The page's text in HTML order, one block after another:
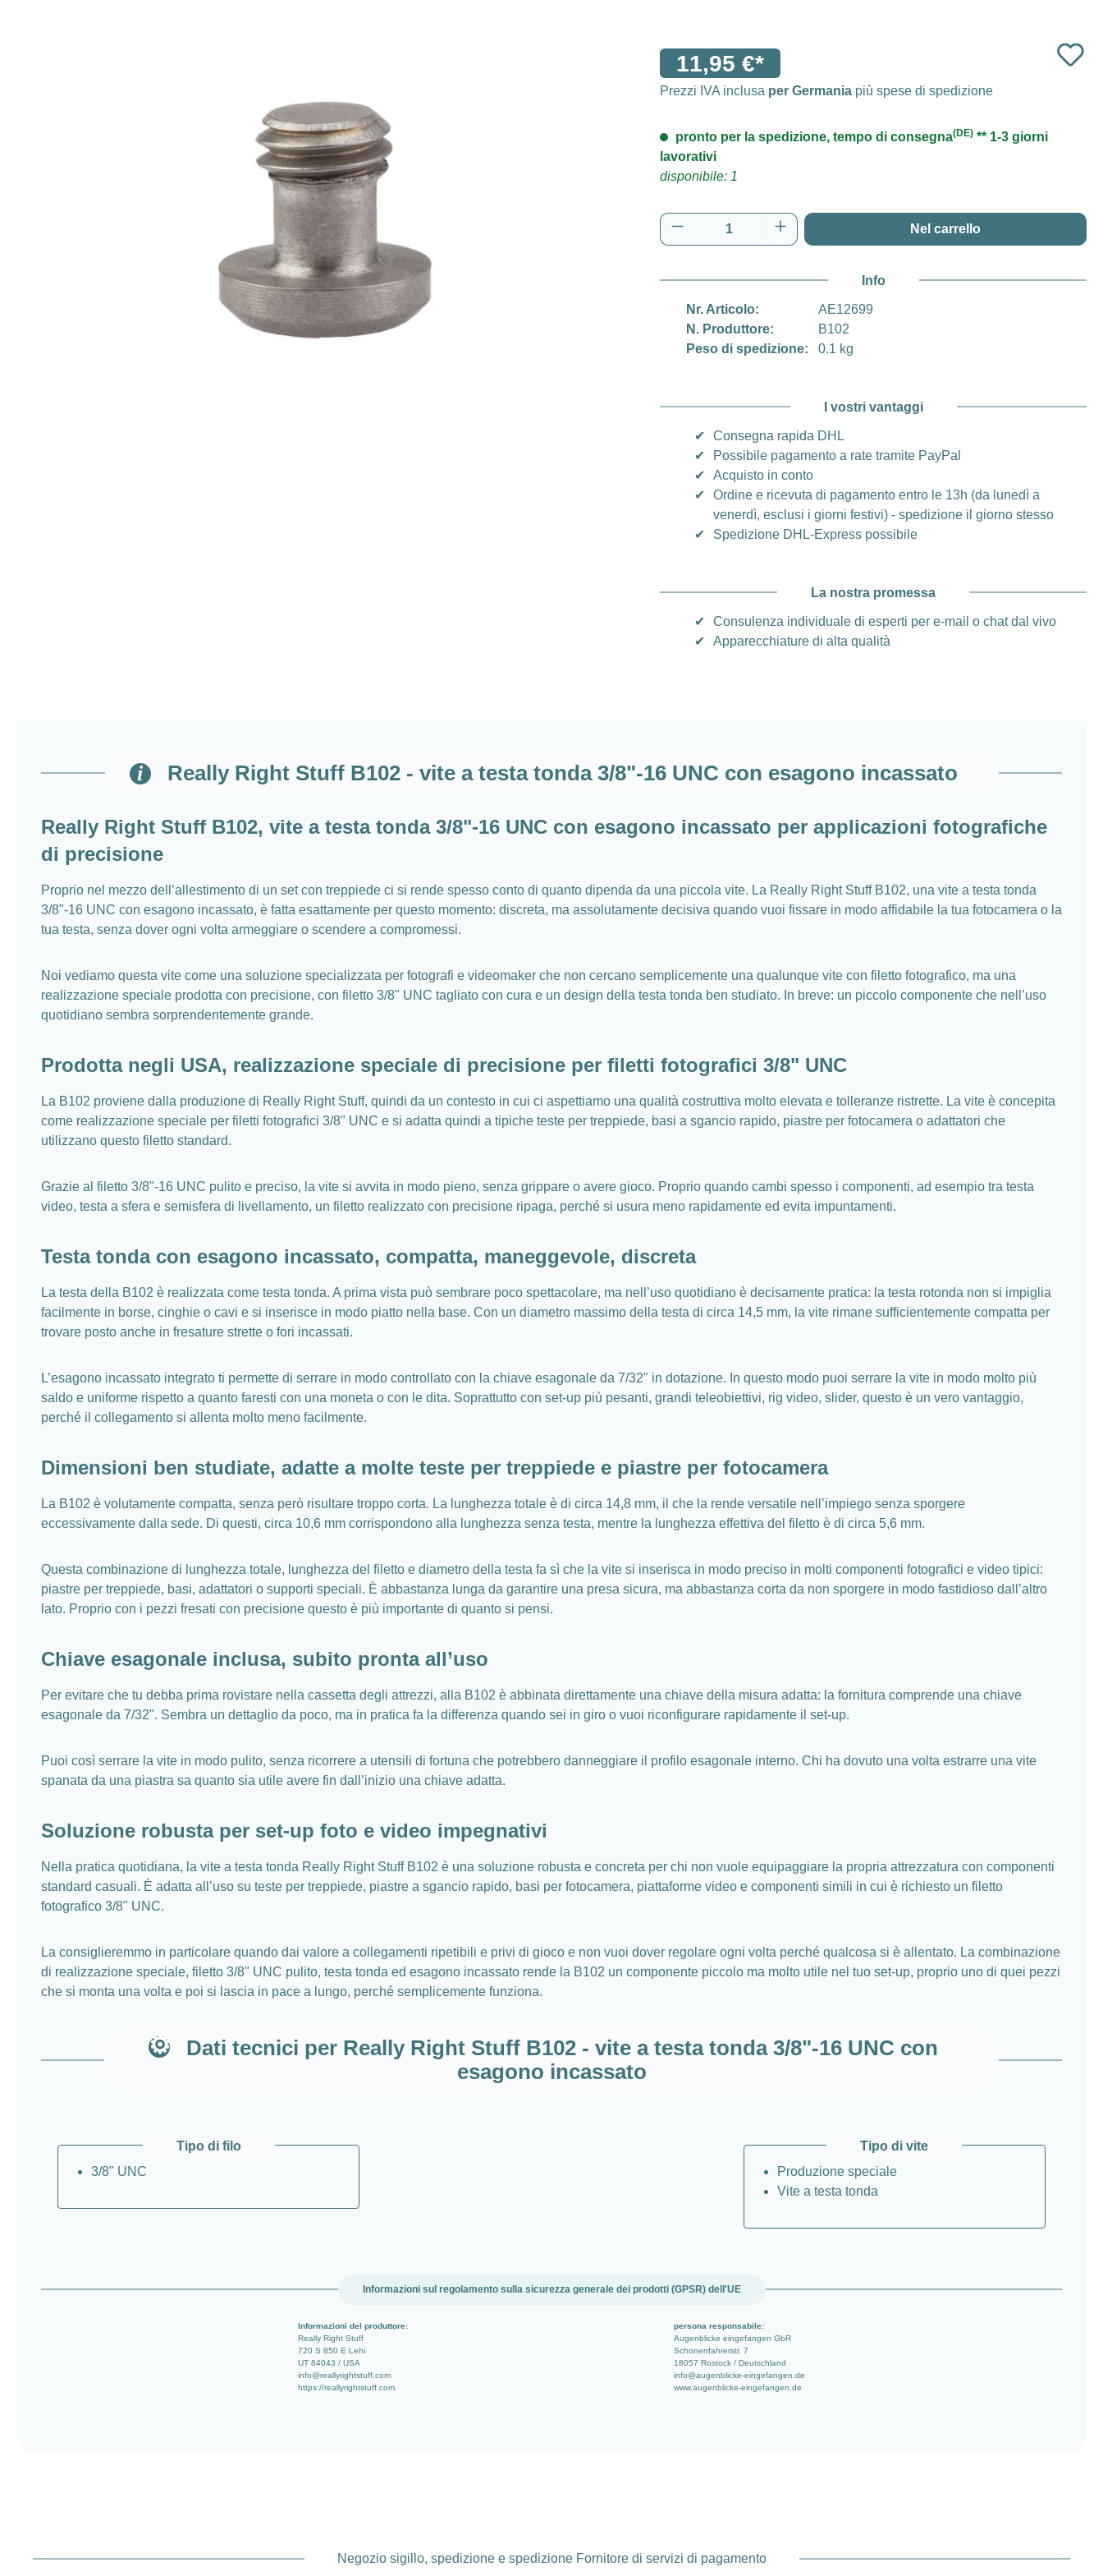
11,95 €*
Prezzi IVA inclusa per Germania più spese di spedizione
pronto per la spedizione, tempo di consegna(DE) ** 1-3 giorni
lavorativi
disponibile: 1
Quantità del prodotto: inserisci la quantità
Nel carrello
Info
Nr. Articolo:
AE12699
N. Produttore:
B102
Peso di spedizione:
0.1 kg
I vostri vantaggi
✔
Consegna rapida DHL
✔
Possibile pagamento a rate tramite PayPal
✔
Acquisto in conto
✔
Ordine e ricevuta di pagamento entro le 13h (da lunedì a
venerdì, esclusi i giorni festivi) - spedizione il giorno stesso
✔
Spedizione DHL-Express possibile
La nostra promessa
✔
Consulenza individuale di esperti per e-mail o chat dal vivo
✔
Apparecchiature di alta qualità
Really Right Stuff B102 - vite a testa tonda 3/8"-16 UNC con esagono incassato
Really Right Stuff B102, vite a testa tonda 3/8"-16 UNC con esagono incassato per applicazioni fotografiche
di precisione
Proprio nel mezzo dell’allestimento di un set con treppiede ci si rende spesso conto di quanto dipenda da una piccola vite. La Really Right Stuff B102, una vite a testa tonda
3/8"-16 UNC con esagono incassato, è fatta esattamente per questo momento: discreta, ma assolutamente decisiva quando vuoi fissare in modo affidabile la tua fotocamera o la
tua testa, senza dover ogni volta armeggiare o scendere a compromessi.
Noi vediamo questa vite come una soluzione specializzata per fotografi e videomaker che non cercano semplicemente una qualunque vite con filetto fotografico, ma una
realizzazione speciale prodotta con precisione, con filetto 3/8" UNC tagliato con cura e un design della testa tonda ben studiato. In breve: un piccolo componente che nell’uso
quotidiano sembra sorprendentemente grande.
Prodotta negli USA, realizzazione speciale di precisione per filetti fotografici 3/8" UNC
La B102 proviene dalla produzione di Really Right Stuff, quindi da un contesto in cui ci aspettiamo una qualità costruttiva molto elevata e tolleranze ristrette. La vite è concepita
come realizzazione speciale per filetti fotografici 3/8" UNC e si adatta quindi a tipiche teste per treppiede, basi a sgancio rapido, piastre per fotocamera o adattatori che
utilizzano questo filetto standard.
Grazie al filetto 3/8"-16 UNC pulito e preciso, la vite si avvita in modo pieno, senza grippare o avere gioco. Proprio quando cambi spesso i componenti, ad esempio tra testa
video, testa a sfera e semisfera di livellamento, un filetto realizzato con precisione ripaga, perché si usura meno rapidamente ed evita impuntamenti.
Testa tonda con esagono incassato, compatta, maneggevole, discreta
La testa della B102 è realizzata come testa tonda. A prima vista può sembrare poco spettacolare, ma nell’uso quotidiano è decisamente pratica: la testa rotonda non si impiglia
facilmente in borse, cinghie o cavi e si inserisce in modo piatto nella base. Con un diametro massimo della testa di circa 14,5 mm, la vite rimane sufficientemente compatta per
trovare posto anche in fresature strette o fori incassati.
L’esagono incassato integrato ti permette di serrare in modo controllato con la chiave esagonale da 7/32" in dotazione. In questo modo puoi serrare la vite in modo molto più
saldo e uniforme rispetto a quanto faresti con una moneta o con le dita. Soprattutto con set‑up più pesanti, grandi teleobiettivi, rig video, slider, questo è un vero vantaggio,
perché il collegamento si allenta molto meno facilmente.
Dimensioni ben studiate, adatte a molte teste per treppiede e piastre per fotocamera
La B102 è volutamente compatta, senza però risultare troppo corta. La lunghezza totale è di circa 14,8 mm, il che la rende versatile nell’impiego senza sporgere
eccessivamente dalla sede. Di questi, circa 10,6 mm corrispondono alla lunghezza senza testa, mentre la lunghezza effettiva del filetto è di circa 5,6 mm.
Questa combinazione di lunghezza totale, lunghezza del filetto e diametro della testa fa sì che la vite si inserisca in modo preciso in molti componenti fotografici e video tipici:
piastre per treppiede, basi, adattatori o supporti speciali. È abbastanza lunga da garantire una presa sicura, ma abbastanza corta da non sporgere in modo fastidioso dall’altro
lato. Proprio con i pezzi fresati con precisione questo è più importante di quanto si pensi.
Chiave esagonale inclusa, subito pronta all’uso
Per evitare che tu debba prima rovistare nella cassetta degli attrezzi, alla B102 è abbinata direttamente una chiave della misura adatta: la fornitura comprende una chiave
esagonale da 7/32". Sembra un dettaglio da poco, ma in pratica fa la differenza quando sei in giro o vuoi riconfigurare rapidamente il set‑up.
Puoi così serrare la vite in modo pulito, senza ricorrere a utensili di fortuna che potrebbero danneggiare il profilo esagonale interno. Chi ha dovuto una volta estrarre una vite
spanata da una piastra sa quanto sia utile avere fin dall’inizio una chiave adatta.
Soluzione robusta per set‑up foto e video impegnativi
Nella pratica quotidiana, la vite a testa tonda Really Right Stuff B102 è una soluzione robusta e concreta per chi non vuole equipaggiare la propria attrezzatura con componenti
standard casuali. È adatta all’uso su teste per treppiede, piastre a sgancio rapido, basi per fotocamera, piattaforme video e componenti simili in cui è richiesto un filetto
fotografico 3/8" UNC.
La consiglieremmo in particolare quando dai valore a collegamenti ripetibili e privi di gioco e non vuoi dover regolare ogni volta perché qualcosa si è allentato. La combinazione
di realizzazione speciale, filetto 3/8" UNC pulito, testa tonda ed esagono incassato rende la B102 un componente piccolo ma molto utile nel tuo set‑up, proprio uno di quei pezzi
che si monta una volta e poi si lascia in pace a lungo, perché semplicemente funziona.
Dati tecnici per Really Right Stuff B102 - vite a testa tonda 3/8"-16 UNC con
esagono incassato
Tipo di filo
3/8" UNC
Tipo di vite
Produzione speciale
Vite a testa tonda
Informazioni sul regolamento sulla sicurezza generale dei prodotti (GPSR) dell'UE
Informazioni del produttore:
Really Right Stuff
720 S 850 E Lehi
UT 84043 / USA
info@reallyrightstuff.com
https://reallyrightstuff.com
persona responsabile:
Augenblicke eingefangen GbR
Schonenfahrerstr. 7
18057 Rostock / Deutschland
info@augenblicke-eingefangen.de
www.augenblicke-eingefangen.de
Negozio sigillo, spedizione e spedizione Fornitore di servizi di pagamento